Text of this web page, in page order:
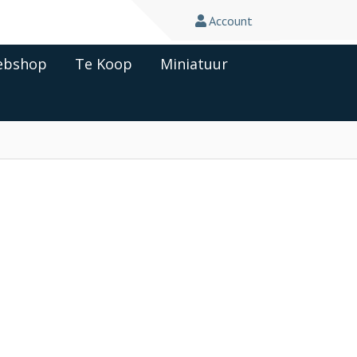
Account
Te Koop
Miniatuur